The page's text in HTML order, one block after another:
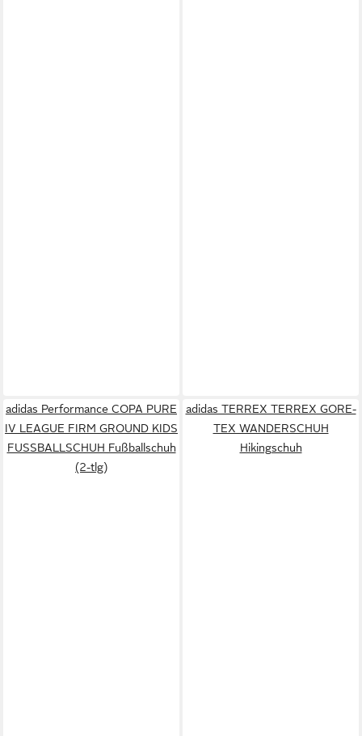
adidas Performance COPA PURE
IV LEAGUE FIRM GROUND KIDS
FUSSBALLSCHUH Fußballschuh
(2-tlg)
adidas TERREX TERREX GORE-
TEX WANDERSCHUH
Hikingschuh